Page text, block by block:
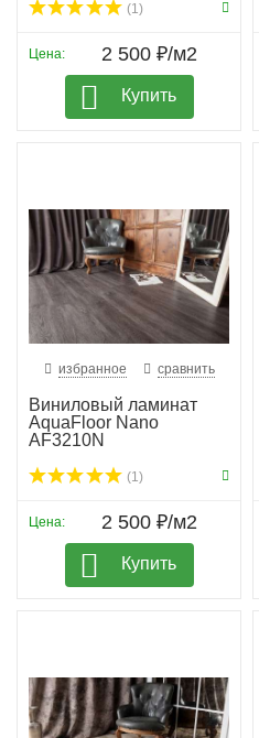
(1)
Цена: 2 500 ₽/м2
Купить
избранное сравнить
Виниловый ламинат
AquaFloor Nano
AF3210N
(1)
Цена: 2 500 ₽/м2
Купить